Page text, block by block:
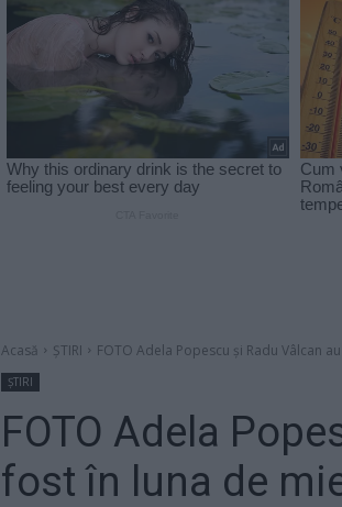
Acasă ȘTIRI FOTO Adela Popescu şi Radu Vâlcan
ȘTIRI
FOTO Adela
fost în luna de